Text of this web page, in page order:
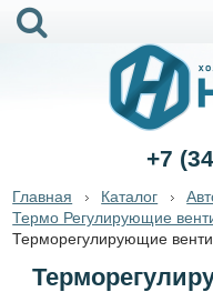
+7
Главная Каталог
Термо Регулирующие
Терморегулирующие